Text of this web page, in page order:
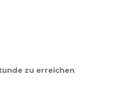
zu erreichen